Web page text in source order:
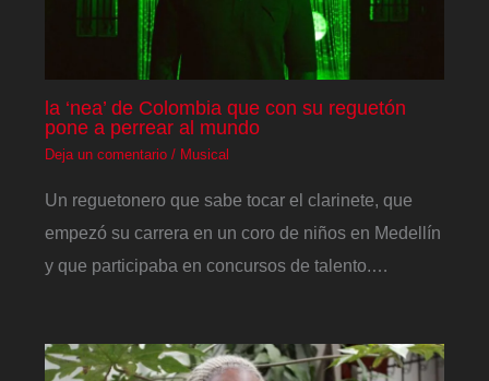
la ‘nea’ de Colombia que con su reguetón
pone a perrear al mundo
Deja un comentario / Musical
Un reguetonero que sabe tocar el clarinete, que
empezó su carrera en un coro de niños en Medellín
y que participaba en concursos de talento.…